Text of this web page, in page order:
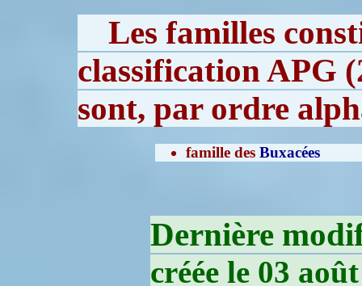
Les familles
classification APG
sont, par ordre
famille desBuxacées
Dernière
créée le 03